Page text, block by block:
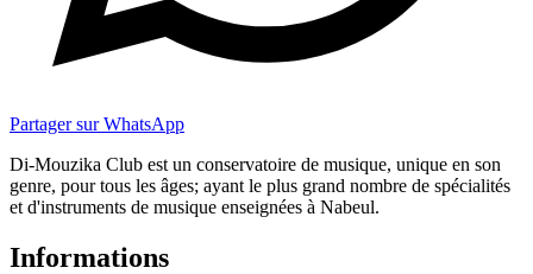
Partager sur WhatsApp
Di-Mouzika Club est un conservatoire de musique, unique en son
genre, pour tous les âges; ayant le plus grand nombre de spécialités
et d'instruments de musique enseignées à Nabeul.
Informations